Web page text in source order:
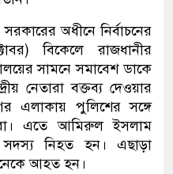
অধীনে নির্বাচনের
বিকেলে রাজধানীর
সামনে সমাবেশ ডাকে
নেতারা বক্তব্য দেওয়ার
এলাকায় পুলিশের সঙ্গে
এতে আমিরুল ইসলাম
নিহত হন। এছাড়া
আহত হন।